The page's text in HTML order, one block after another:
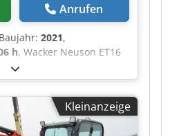
Anrufen
2021,
h, Wacker Neuson ET16
2021 mit 1.106
Hersteller: Wacker
Aimepfx Ahiekr *
Betriebsstunden: ca.
ca. 1.715 Kg * Inkl. 3 x
Kleinanzeige